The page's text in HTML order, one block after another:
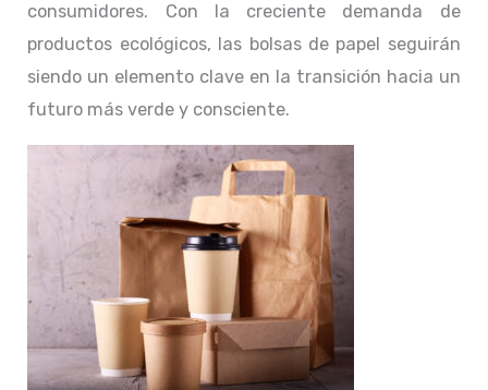
consumidores. Con la creciente demanda de
productos ecológicos, las bolsas de papel seguirán
siendo un elemento clave en la transición hacia un
futuro más verde y consciente.